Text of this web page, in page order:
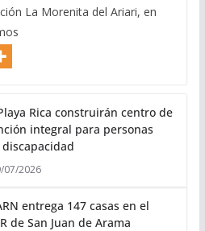
La Morenita del Ariari, en
Rica construirán centro de
integral para personas
07/2026
entrega 147 casas en el
de San Juan de Arama